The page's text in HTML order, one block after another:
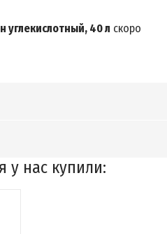
углекислотный, 40 л скоро
у нас купили: